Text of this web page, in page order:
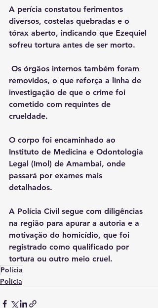
A perícia constatou ferimentos
diversos, costelas quebradas e o
tórax aberto, indicando que Ezequiel
sofreu tortura antes de ser morto.
removidos, o que reforça a linha de
investigação de que o crime foi
cometido com requintes de
crueldade.
O corpo foi encaminhado ao
Instituto de Medicina e Odontologia
Legal (Imol) de Amambai, onde
passará por exames mais
detalhados.
A Polícia Civil segue com diligências
na região para apurar a autoria e a
motivação do homicídio, que foi
registrado como qualificado por
tortura ou outro meio cruel.
Polícia
Polícia